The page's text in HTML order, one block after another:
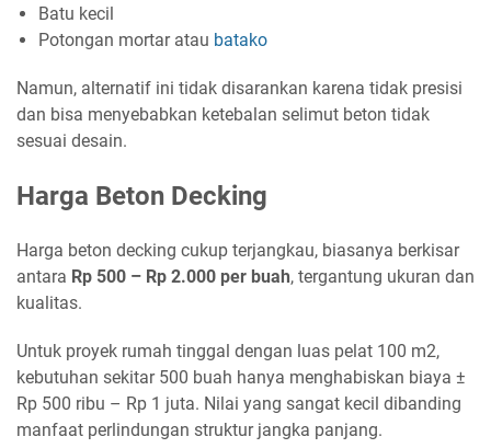
Batu kecil
Potongan mortar atau batako
Namun, alternatif ini tidak disarankan karena tidak presisi
dan bisa menyebabkan ketebalan selimut beton tidak
sesuai desain.
Harga Beton Decking
Harga beton decking cukup terjangkau, biasanya berkisar
antara Rp 500 – Rp 2.000 per buah, tergantung ukuran dan
kualitas.
Untuk proyek rumah tinggal dengan luas pelat 100 m2,
kebutuhan sekitar 500 buah hanya menghabiskan biaya ±
Rp 500 ribu – Rp 1 juta. Nilai yang sangat kecil dibanding
manfaat perlindungan struktur jangka panjang.